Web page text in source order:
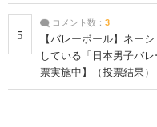
5
コメント数： 3
【バレーボール】ネー
している「日本男子バ
票実施中】（投票結果